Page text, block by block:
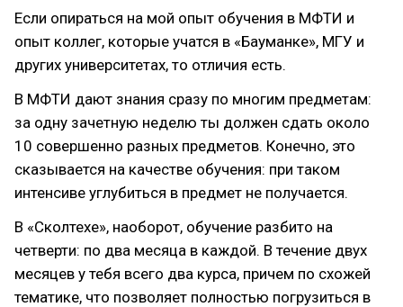
Если опираться на мой опыт обучения в МФТИ и
опыт коллег, которые учатся в «Бауманке», МГУ и
других университетах, то отличия есть.
В МФТИ дают знания сразу по многим предметам:
за одну зачетную неделю ты должен сдать около
10 совершенно разных предметов. Конечно, это
сказывается на качестве обучения: при таком
интенсиве углубиться в предмет не получается.
В «Сколтехе», наоборот, обучение разбито на
четверти: по два месяца в каждой. В течение двух
месяцев у тебя всего два курса, причем по схожей
тематике, что позволяет полностью погрузиться в